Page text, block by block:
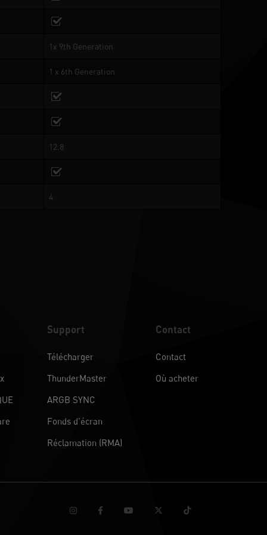
1x 9th Generation
1 x 6th Generation
12.8
4
Support
Télécharger
ThunderMaster
ARGB SYNC
Fonds d’écran
Réclamation (RMA)
Contact
Contact
Où acheter